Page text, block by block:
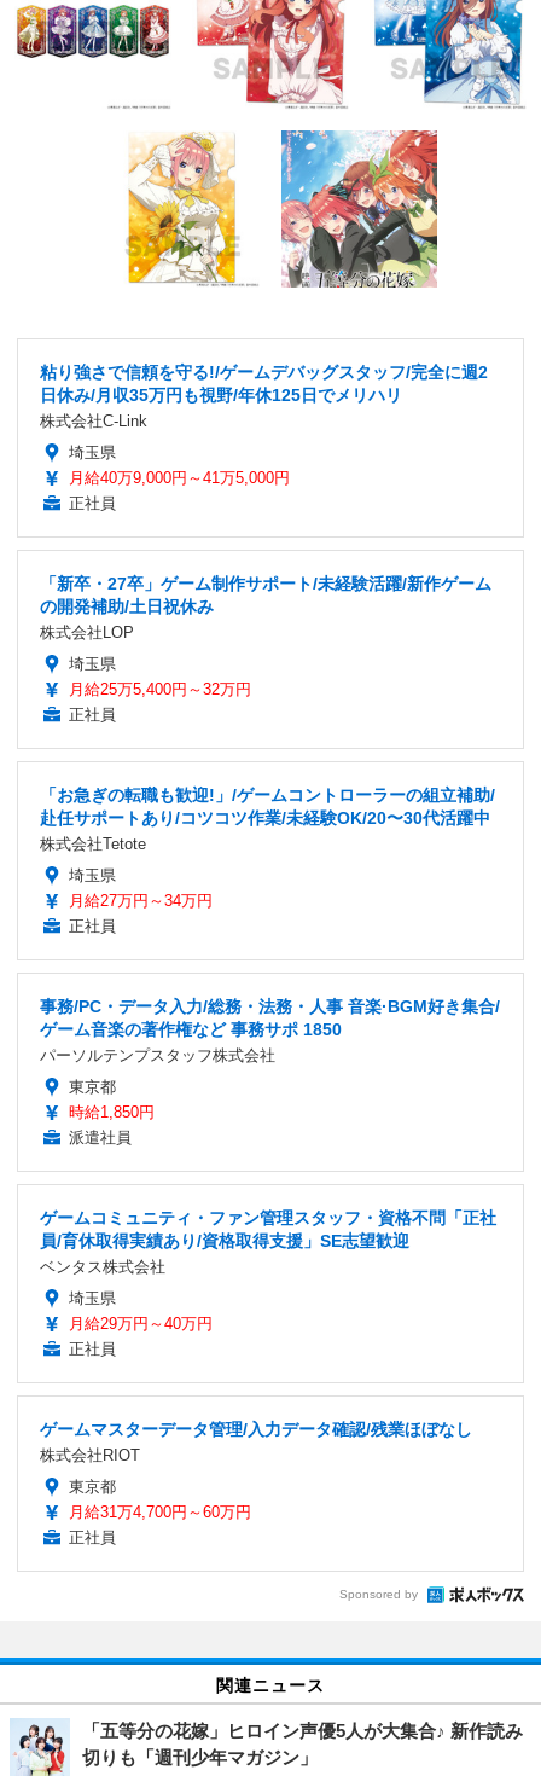
粘り強さで信頼を守る!/ゲームデバッグスタッフ/完全に週2
日休み/月収35万円も視野/年休125日でメリハリ
株式会社C-Link
埼玉県
月給40万9,000円～41万5,000円
正社員
「新卒・27卒」ゲーム制作サポート/未経験活躍/新作ゲーム
の開発補助/土日祝休み
株式会社LOP
埼玉県
月給25万5,400円～32万円
正社員
「お急ぎの転職も歓迎!」/ゲームコントローラーの組立補助/
赴任サポートあり/コツコツ作業/未経験OK/20〜30代活躍中
株式会社Tetote
埼玉県
月給27万円～34万円
正社員
事務/PC・データ入力/総務・法務・人事 音楽·BGM好き集合/
ゲーム音楽の著作権など 事務サポ 1850
パーソルテンプスタッフ株式会社
東京都
時給1,850円
派遣社員
ゲームコミュニティ・ファン管理スタッフ・資格不問「正社
員/育休取得実績あり/資格取得支援」SE志望歓迎
ベンタス株式会社
埼玉県
月給29万円～40万円
正社員
ゲームマスターデータ管理/入力データ確認/残業ほぼなし
株式会社RIOT
東京都
月給31万4,700円～60万円
正社員
Sponsored by
関連ニュース
「五等分の花嫁」ヒロイン声優5人が大集合♪ 新作読み
切りも「週刊少年マガジン」